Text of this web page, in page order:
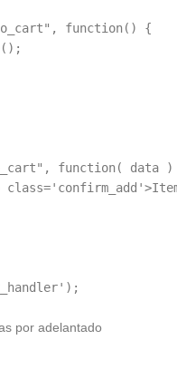
function() {
function( data )
por adelantado